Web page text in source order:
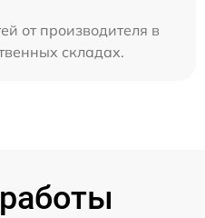
от производителя в
складах.